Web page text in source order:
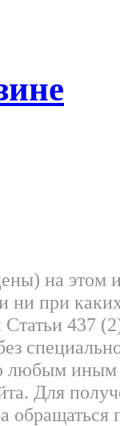
на этом
при
437
любым
Для